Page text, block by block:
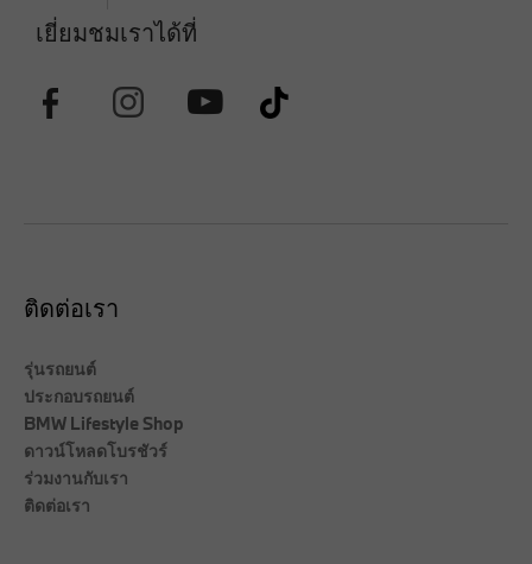
เยี่ยมชมเราได้ที่
ติดต่อเรา
รุ่นรถยนต์
ประกอบรถยนต์
BMW Lifestyle Shop
ดาวน์โหลดโบรชัวร์
ร่วมงานกับเรา
ติดต่อเรา